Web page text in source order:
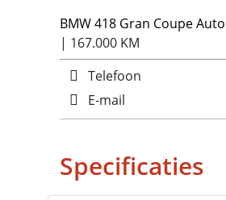
BMW418 Gran Coupe
| 167.000 KM
Telefoon
E-mail
Specificaties